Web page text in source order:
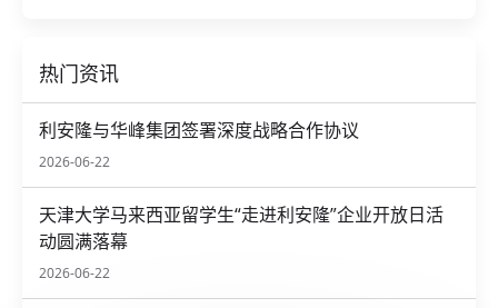
热门资讯
利安隆与华峰集团签署深度战略合作协议
2026-06-22
天津大学马来西亚留学生“走进利安隆”企业开放日活
动圆满落幕
2026-06-22